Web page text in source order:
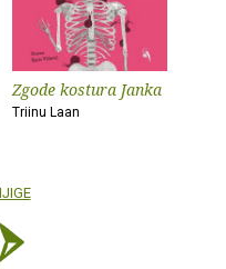
Zgode kostura Janka
Triinu Laan